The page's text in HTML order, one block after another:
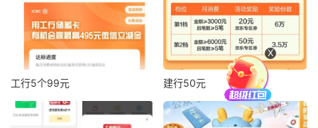
工行5个99元 建行50元
X